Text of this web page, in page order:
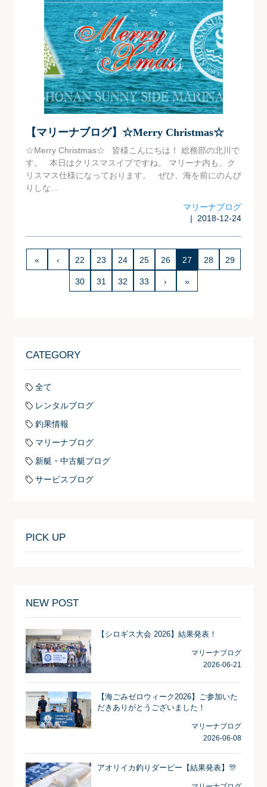
【マリーナブログ】☆Merry Christmas☆
☆Merry Christmas☆ 皆様こんにちは！ 総務部の北川で
す。 本日はクリスマスイブですね。 マリーナ内も、ク
リスマス仕様になっております。 ぜひ、海を前にのんび
りしな...
マリーナブログ
| 2018-12-24
« ‹ 22 23 24 25 26 27 28 29
30 31 32 33 › »
CATEGORY
全て
レンタルブログ
釣果情報
マリーナブログ
新艇・中古艇ブログ
サービスブログ
PICK UP
NEW POST
【シロギス大会 2026】結果発表！
マリーナブログ
2026-06-21
【海ごみゼロウィーク2026】ご参加いた
だきありがとうございました！
マリーナブログ
2026-06-08
アオリイカ釣りダービー【結果発表】🎊